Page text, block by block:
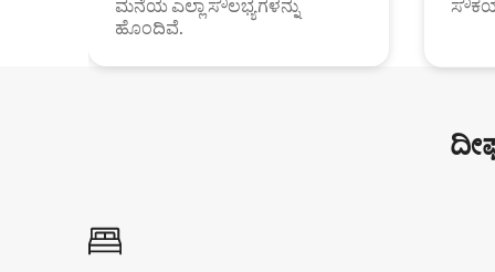
ಮನೆಯ ಎಲ್ಲಾ ಸೌಲಭ್ಯಗಳನ್ನು
ಹೊಂದಿವೆ.